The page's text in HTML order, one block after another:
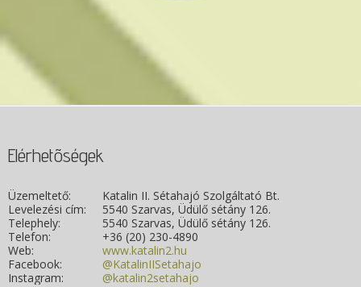
Elérhetõségek
Üzemeltető:
Katalin II. Sétahajó Szolgáltató Bt.
Levelezési cím:
5540 Szarvas, Üdülő sétány 126.
Telephely:
5540 Szarvas, Üdülő sétány 126.
Telefon:
+36 (20) 230-4890
Web:
www.katalin2.hu
Facebook:
@KatalinIISetahajo
Instagram:
@katalin2setahajo